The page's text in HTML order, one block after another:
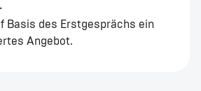
Basis des Erstgesprächs ein
Angebot.